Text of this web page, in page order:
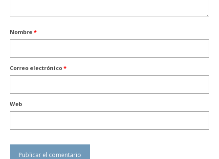
Nombre *
Correo electrónico *
Web